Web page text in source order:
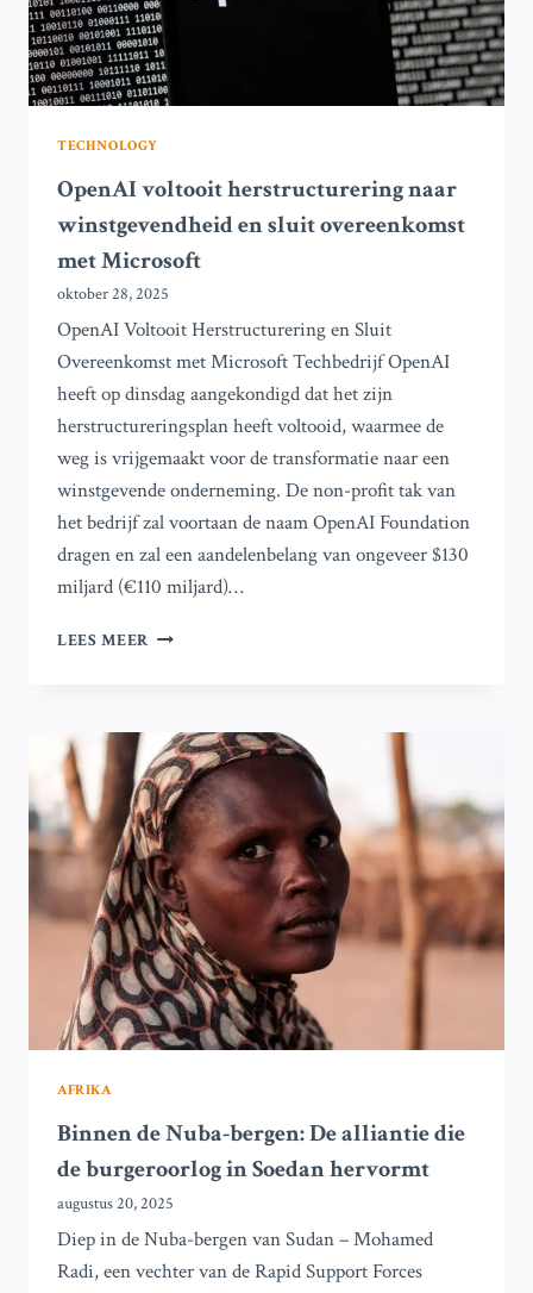
UIT
TIENJARIGE
STUDIE
TECHNOLOGY
OpenAI voltooit herstructurering naar
winstgevendheid en sluit overeenkomst
met Microsoft
oktober 28, 2025
OpenAI Voltooit Herstructurering en Sluit
Overeenkomst met Microsoft Techbedrijf OpenAI
heeft op dinsdag aangekondigd dat het zijn
herstructureringsplan heeft voltooid, waarmee de
weg is vrijgemaakt voor de transformatie naar een
winstgevende onderneming. De non-profit tak van
het bedrijf zal voortaan de naam OpenAI Foundation
dragen en zal een aandelenbelang van ongeveer $130
miljard (€110 miljard)…
LEES MEER OPENAI
WINSTGEVENDHEID
EN
SLUIT
OVEREENKOMST
MET
MICROSOFT
AFRIKA
Binnen de Nuba-bergen: De alliantie die
de burgeroorlog in Soedan hervormt
augustus 20, 2025
Diep in de Nuba-bergen van Sudan – Mohamed
Radi, een vechter van de Rapid Support Forces